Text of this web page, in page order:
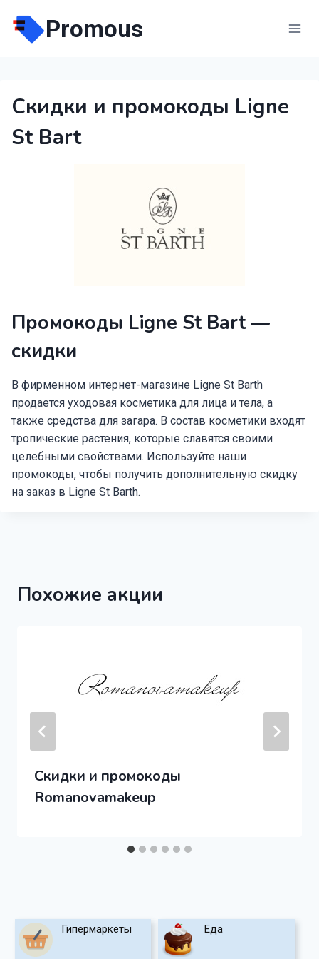
содержимому
Promous
Скидки и промокоды Ligne
St Bart
Промокоды Ligne St Bart —
скидки
В фирменном интернет-магазине Ligne St Barth
продается уходовая косметика для лица и тела, а
также средства для загара. В состав косметики входят
тропические растения, которые славятся своими
целебными свойствами. Используйте наши
промокоды, чтобы получить дополнительную скидку
на заказ в Ligne St Barth.
Похожие акции
Скидки и промокоды
Romanovamakeup
Гипермаркеты Еда